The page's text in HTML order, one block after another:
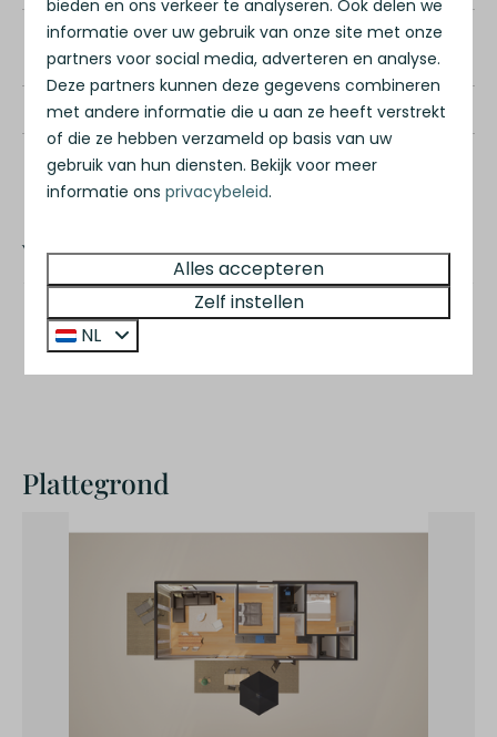
Voor aantal
personen
4 personen
Bouwjaar
2025
Woonoppervlakte
65 m2
Vraagprijs
Vakantiewoning incl.
kavel
€ 281.500,-
Plattegrond
bieden en ons verkeer te analyseren. Ook delen we
informatie over uw gebruik van onze site met onze
partners voor social media, adverteren en analyse.
Deze partners kunnen deze gegevens combineren
met andere informatie die u aan ze heeft verstrekt
of die ze hebben verzameld op basis van uw
gebruik van hun diensten. Bekijk voor meer
informatie onsprivacybeleid.
Alles accepteren
Zelf instellen
NL